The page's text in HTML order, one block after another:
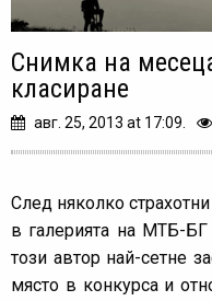
Снимка на
класиране
авг. 25, 2013 at 17:09.
След няколко
в галерията на МТБ-
този автор най-сетне
място в конкурса и